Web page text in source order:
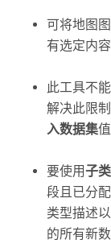
可将地图
有选定内
此工具不
解决此限
入数据集
要使用子
段且已分
类型描述
的所有新数